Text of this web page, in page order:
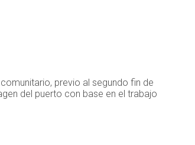
previo al segundo fin de
del puerto con base en el trabajo